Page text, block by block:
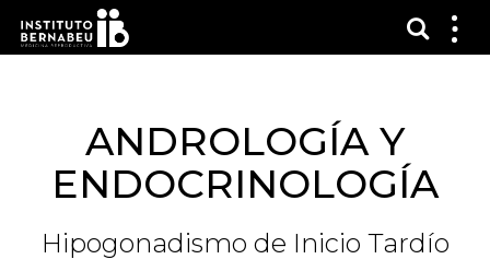
ANDROLOGÍA Y
ENDOCRINOLOGÍA
Hipogonadismo de Inicio Tardío